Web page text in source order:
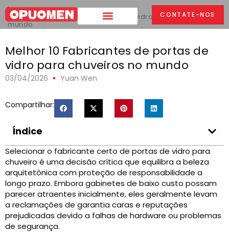
CONTATE-NOS
Lar >
Melhor 10 Fabricantes de portas de vidro para chuveiros no
mundo
Melhor 10 Fabricantes de portas de
vidro para chuveiros no mundo
03/04/2026 Yuan Wen
Compartilhar:
Índice
Selecionar o fabricante certo de portas de vidro para
chuveiro é uma decisão crítica que equilibra a beleza
arquitetônica com proteção de responsabilidade a
longo prazo. Embora gabinetes de baixo custo possam
parecer atraentes inicialmente, eles geralmente levam
a reclamações de garantia caras e reputações
prejudicadas devido a falhas de hardware ou problemas
de segurança.